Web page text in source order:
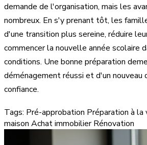
demande de l'organisation, mais les
nombreux. En s'y prenant tôt, les
d'une transition plus sereine, réduire
commencer la nouvelle année scolaire
conditions. Une bonne préparation
déménagement réussi et d'un
confiance.
Tags: Pré-approbation Préparation à la
maison Achat immobilier Rénovation